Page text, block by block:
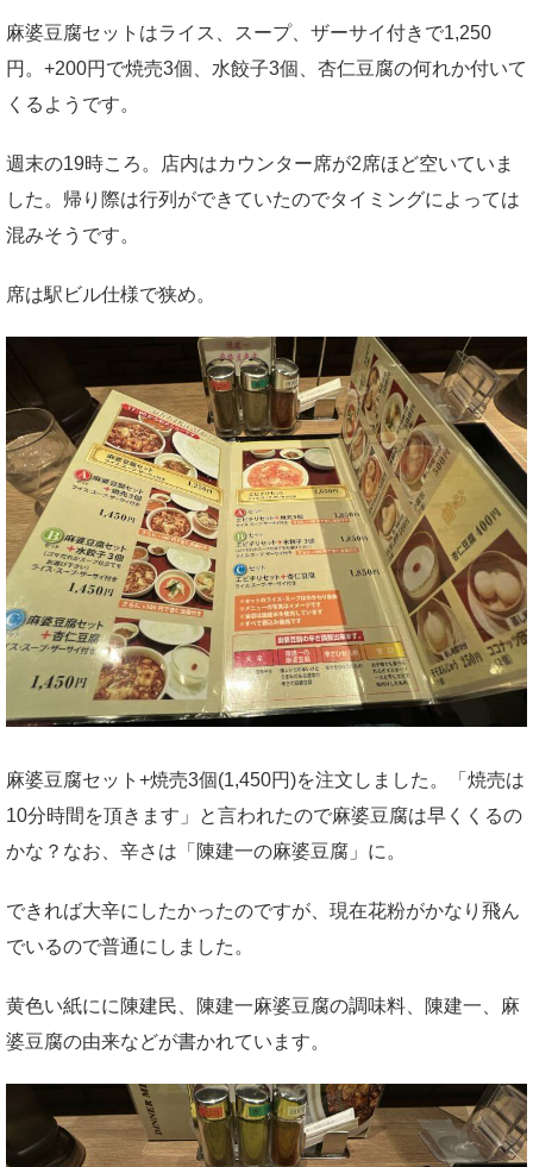
麻婆豆腐セットはライス、スープ、ザーサイ付きで1,250
円。+200円で焼売3個、水餃子3個、杏仁豆腐の何れか付いて
くるようです。
週末の19時ころ。店内はカウンター席が2席ほど空いていま
した。帰り際は行列ができていたのでタイミングによっては
混みそうです。
席は駅ビル仕様で狭め。
麻婆豆腐セット+焼売3個(1,450円)を注文しました。「焼売は
10分時間を頂きます」と言われたので麻婆豆腐は早くくるの
かな？なお、辛さは「陳建一の麻婆豆腐」に。
できれば大辛にしたかったのですが、現在花粉がかなり飛ん
でいるので普通にしました。
黄色い紙にに陳建民、陳建一麻婆豆腐の調味料、陳建一、麻
婆豆腐の由来などが書かれています。